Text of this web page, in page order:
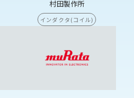
村田製作所
インダクタ(コイル)